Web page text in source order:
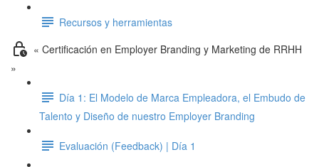
Recursos y herramientas
« Certificación en Employer Branding y Marketing de RRHH
»
Día 1: El Modelo de Marca Empleadora, el Embudo de
Talento y Diseño de nuestro Employer Branding
Evaluación (Feedback) | Día 1